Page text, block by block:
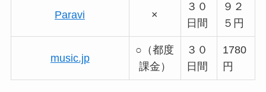
Paravi ×
３０
日間
９２
５円
music.jp
○（都度
課金）
３０
日間
1780
円